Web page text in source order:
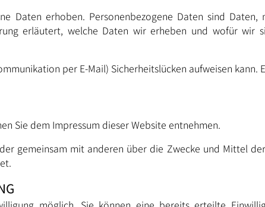
Daten erhoben. Personenbezogene Daten sind Daten,
erläutert, welche Daten wir erheben und wofür wir
per E-Mail) Sicherheitslücken aufweisen kann.
Sie dem Impressum dieser Website entnehmen.
gemeinsam mit anderen über die Zwecke und Mittel